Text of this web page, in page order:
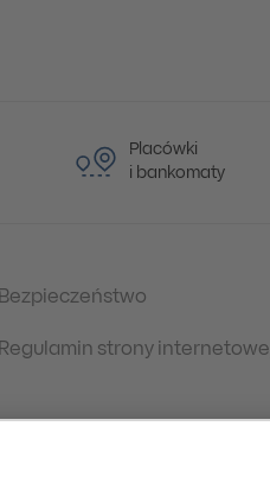
Placówki
i bankomaty
Bezpieczeństwo
Regulamin strony internetowej